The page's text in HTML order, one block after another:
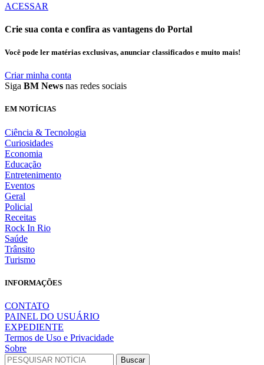
ACESSAR
Crie sua conta e confira as vantagens do Portal
Você pode ler matérias exclusivas, anunciar classificados e muito mais!
Criar minha conta
Siga BM News nas redes sociais
EM NOTÍCIAS
Ciência & Tecnologia
Curiosidades
Economia
Educação
Entretenimento
Eventos
Geral
Policial
Receitas
Rock In Rio
Saúde
Trânsito
Turismo
INFORMAÇÕES
CONTATO
PAINEL DO USUÁRIO
EXPEDIENTE
Termos de Uso e Privacidade
Sobre